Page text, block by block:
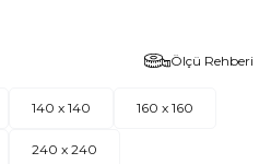
Ölçü Rehberi
140 x 140 160 x 160
240 x 240